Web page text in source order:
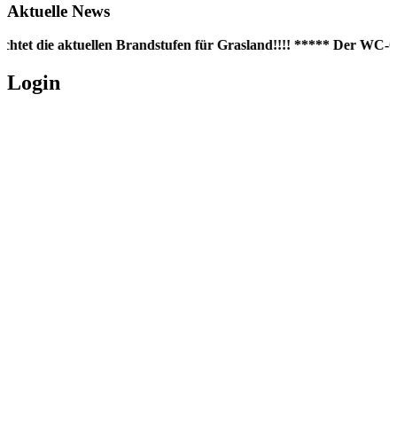
Aktuelle News
die aktuellen Brandstufen für Grasland!!!! ***** Der WC-
Login